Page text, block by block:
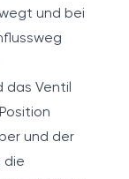
und bei
das Ventil
und der
die